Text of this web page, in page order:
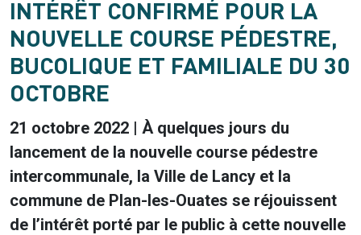
INTÉRÊT CONFIRMÉ POUR LA
NOUVELLE COURSE PÉDESTRE,
BUCOLIQUE ET FAMILIALE DU 30
OCTOBRE
21 octobre 2022 | À quelques jours du
lancement de la nouvelle course pédestre
intercommunale, la Ville de Lancy et la
commune de Plan-les-Ouates se réjouissent
de l’intérêt porté par le public à cette nouvelle